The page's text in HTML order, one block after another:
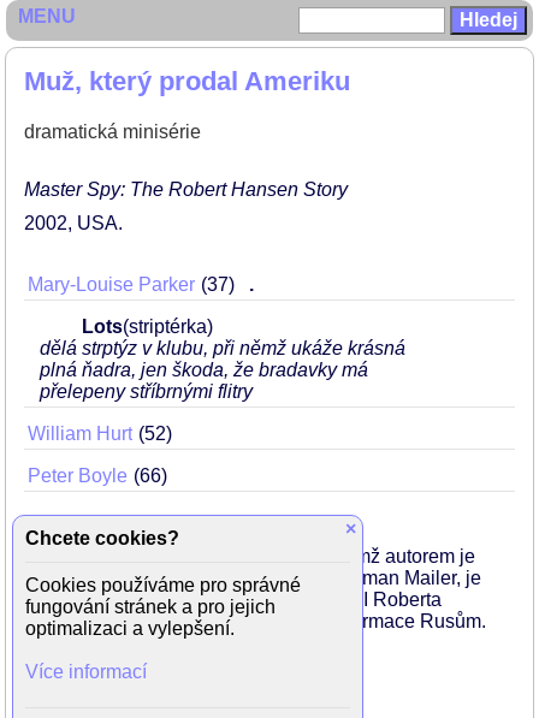
Muž, který prodal Ameriku
dramatická minisérie
Master Spy: The Robert Hansen Story
2002 USA
Mary-Louise Parker 37 .
Lots(striptérka)
dělá strptýz v klubu, při němž ukáže krásná
plná ňadra, jen škoda, že bradavky má
přelepeny stříbrnými flitry
William Hurt 52
Peter Boyle 66
Čtyřhodinová dramatická minisérie, jejímž autorem je
držitel Pulitzerovy ceny za literaturu Norman Mailer, je
věnována osudu speciálního agenta FBI Roberta
Hanssena, který prodal přísně tajné informace Rusům.
Špiónská kauza pak otřásla Amerikou.
MENU
×
Chcete cookies?
Cookies používáme pro správné
fungování stránek a pro jejich
optimalizaci a vylepšení.
Více informací